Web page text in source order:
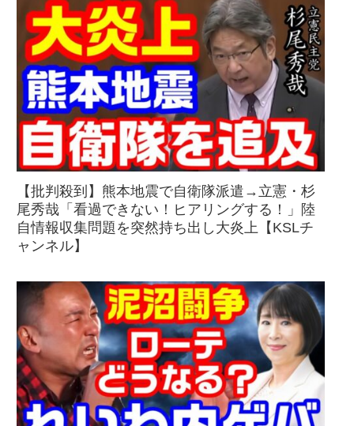
【批判殺到】熊本地震で自衛隊派遣→立憲・杉
尾秀哉「看過できない！ヒアリングする！」陸
自情報収集問題を突然持ち出し大炎上【KSLチ
ャンネル】